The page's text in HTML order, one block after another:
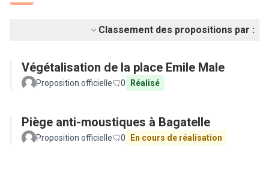
Classement des propositions par :
Végétalisation de la place Emile Male
Proposition officielle 0 Réalisé
Piège anti-moustiques à Bagatelle
Proposition officielle 0 En cours de réalisation